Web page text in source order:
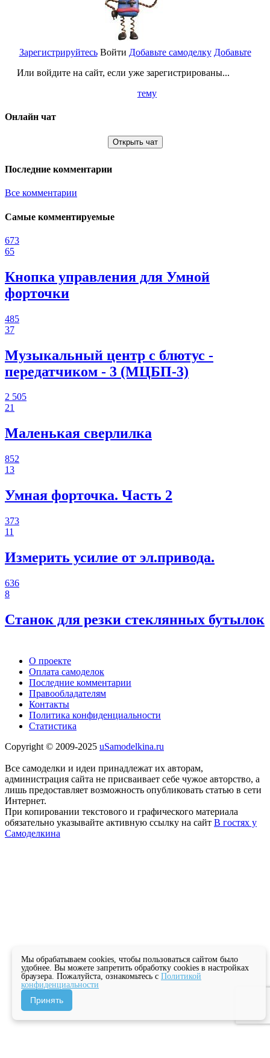
Зарегистрируйтесь
Или войдите на сайт, если уже зарегистрированы...
Войти Добавьте самоделку Добавьте
тему
Онлайн чат
Открыть чат
Последние комментарии
Все комментарии
Самые комментируемые
673
65
Кнопка управления для Умной
форточки
485
37
Музыкальный центр с блютус -
передатчиком - 3 (МЦБП-3)
2 505
21
Маленькая сверлилка
852
13
Умная форточка. Часть 2
373
11
Измерить усилие от эл.привода.
636
8
Станок для резки стеклянных бутылок
О проекте
Оплата самоделок
Последние комментарии
Правообладателям
Контакты
Политика конфиденциальности
Статистика
Copyright © 2009-2025 uSamodelkina.ru
Все самоделки и идеи принадлежат их авторам,
администрация сайта не присваивает себе чужое авторство, а
лишь предоставляет возможность опубликовать статью в сети
Интернет.
При копировании текстового и графического материала
обязательно указывайте активную ссылку на сайт В гостях у
Самоделкина
Мы обрабатываем cookies, чтобы пользоваться сайтом было
удобнее. Вы можете запретить обработку cookies в настройках
браузера. Пожалуйста, ознакомьтесь с Политикой
конфиденциальности
Принять